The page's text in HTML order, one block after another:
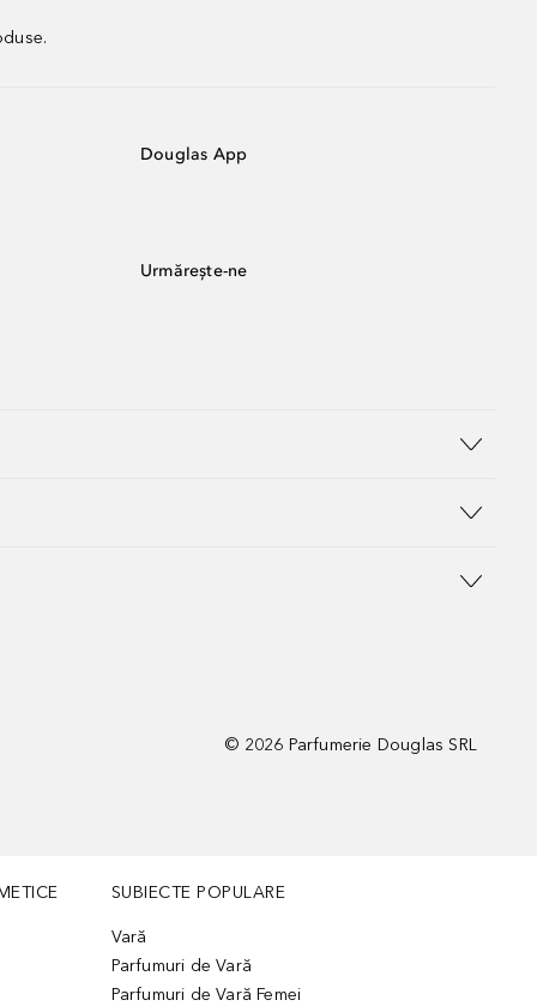
Douglas App
Urmărește-ne
© 2026 Parfumerie Douglas SRL
SUBIECTE POPULARE
Vară
Parfumuri de Vară
Parfumuri de Vară Femei